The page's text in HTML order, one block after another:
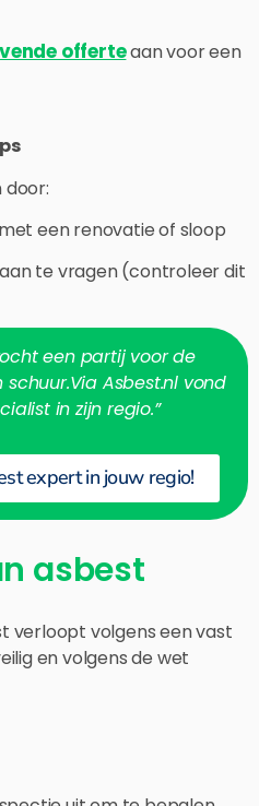
offerteaan voor een
door:
een renovatie of sloop
te vragen (controleer dit
een partij voor de
Asbest.nl vond
in zijn regio.”
expert in jouw regio!
asbest
verloopt volgens een vast
en volgens de wet